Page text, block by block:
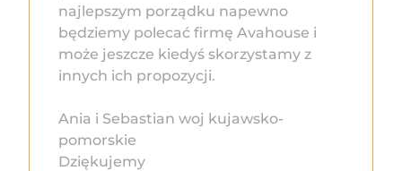
najlepszym porządku napewno
będziemy polecać firmę Avahouse i
może jeszcze kiedyś skorzystamy z
innych ich propozycji.
Ania i Sebastian woj kujawsko-
pomorskie
Dziękujemy